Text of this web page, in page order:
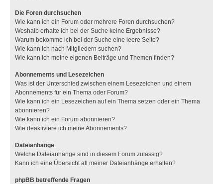
Die Foren durchsuchen
Wie kann ich ein Forum oder mehrere Foren durchsuchen?
Weshalb erhalte ich bei der Suche keine Ergebnisse?
Warum bekomme ich bei der Suche eine leere Seite?
Wie kann ich nach Mitgliedern suchen?
Wie kann ich meine eigenen Beiträge und Themen finden?
Abonnements und Lesezeichen
Was ist der Unterschied zwischen einem Lesezeichen und einem
Abonnements für ein Thema oder Forum?
Wie kann ich ein Lesezeichen auf ein Thema setzen oder ein Thema
abonnieren?
Wie kann ich ein Forum abonnieren?
Wie deaktiviere ich meine Abonnements?
Dateianhänge
Welche Dateianhänge sind in diesem Forum zulässig?
Kann ich eine Übersicht all meiner Dateianhänge erhalten?
phpBB betreffende Fragen